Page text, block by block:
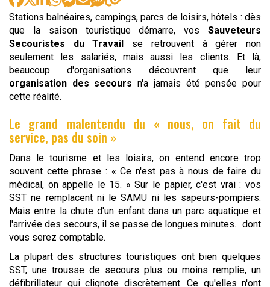
Stations balnéaires, campings, parcs de loisirs, hôtels : dès
que la saison touristique démarre, vos Sauveteurs
Secouristes du Travail se retrouvent à gérer non
seulement les salariés, mais aussi les clients. Et là,
beaucoup d'organisations découvrent que leur
organisation des secours n'a jamais été pensée pour
cette réalité.
Le grand malentendu du « nous, on fait du
service, pas du soin »
Dans le tourisme et les loisirs, on entend encore trop
souvent cette phrase : « Ce n'est pas à nous de faire du
médical, on appelle le 15. » Sur le papier, c'est vrai : vos
SST ne remplacent ni le SAMU ni les sapeurs-pompiers.
Mais entre la chute d'un enfant dans un parc aquatique et
l'arrivée des secours, il se passe de longues minutes... dont
vous serez comptable.
La plupart des structures touristiques ont bien quelques
SST, une trousse de secours plus ou moins remplie, un
défibrillateur qui clignote discrètement. Ce qu'elles n'ont